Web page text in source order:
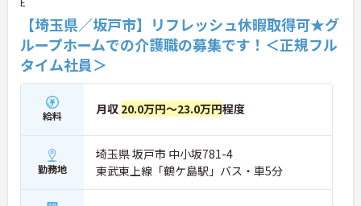
【埼玉県／坂戸市】リフレッシュ休暇取得可★グ
ループホームでの介護職の募集です！＜正規フル
タイム社員＞
給料 月収 20.0万円～23.0万円程度
勤務地
埼玉県 坂戸市 中小坂781-4
東武東上線「鶴ケ島駅」バス・車5分